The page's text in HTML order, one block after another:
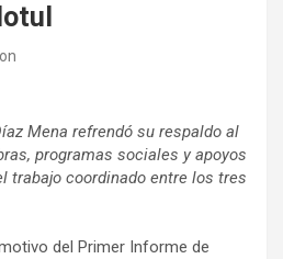
Mena refrendó su respaldo al
programas sociales y apoyos
trabajo coordinado entre los tres
del Primer Informe de